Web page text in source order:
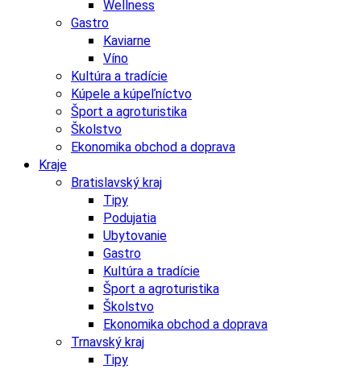
Wellness
Gastro
Kaviarne
Víno
Kultúra a tradície
Kúpele a kúpeľníctvo
Šport a agroturistika
Školstvo
Ekonomika obchod a doprava
Kraje
Bratislavský kraj
Tipy
Podujatia
Ubytovanie
Gastro
Kultúra a tradície
Šport a agroturistika
Školstvo
Ekonomika obchod a doprava
Trnavský kraj
Tipy